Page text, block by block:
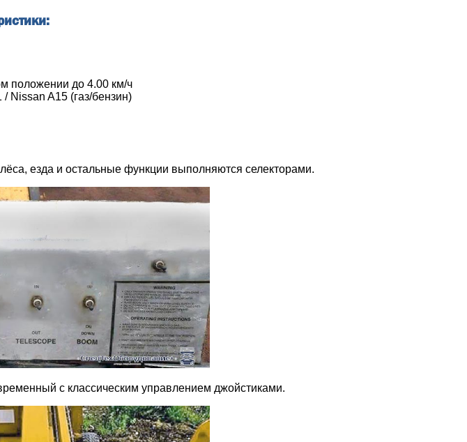
положении до 4.00 км/ч
Nissan A15 (газ/бензин)
езда и остальные функции выполняются селекторами.
с классическим управлением джойстиками.